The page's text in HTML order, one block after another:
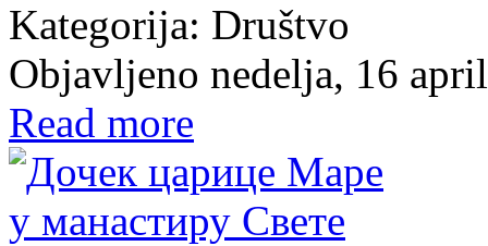
Kategorija: Društvo
Objavljeno nedelja, 16
Read more